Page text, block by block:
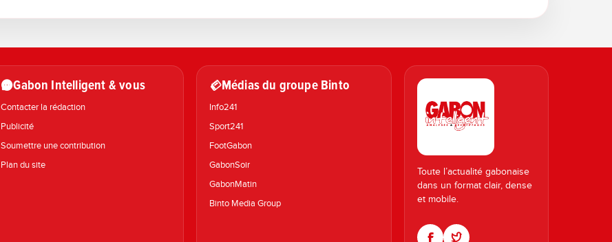
Gabon Intelligent & vous
Contacter la rédaction
Publicité
Soumettre une contribution
Plan du site
Médias du groupe Binto
Info241
Sport241
FootGabon
GabonSoir
GabonMatin
Binto Media Group
Toute l’actualité gabonaise
dans un format clair, dense
et mobile.